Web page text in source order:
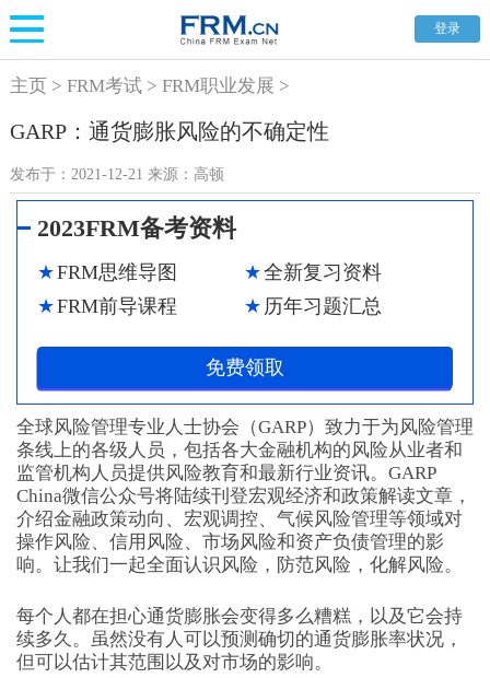
登录
主页> FRM考试 > FRM职业发展 >
GARP：通货膨胀风险的不确定性
发布于： 2021-12-21 来源： 高顿
2023FRM备考资料
FRM思维导图
全新复习资料
FRM前导课程
历年习题汇总
免费领取
全球风险管理专业人士协会（GARP）致力于为风险管理
条线上的各级人员，包括各大金融机构的风险从业者和
监管机构人员提供风险教育和最新行业资讯。GARP
China微信公众号将陆续刊登宏观经济和政策解读文章，
介绍金融政策动向、宏观调控、气候风险管理等领域对
操作风险、信用风险、市场风险和资产负债管理的影
响。让我们一起全面认识风险，防范风险，化解风险。
每个人都在担心通货膨胀会变得多么糟糕，以及它会持
续多久。虽然没有人可以预测确切的通货膨胀率状况，
但可以估计其范围以及对市场的影响。